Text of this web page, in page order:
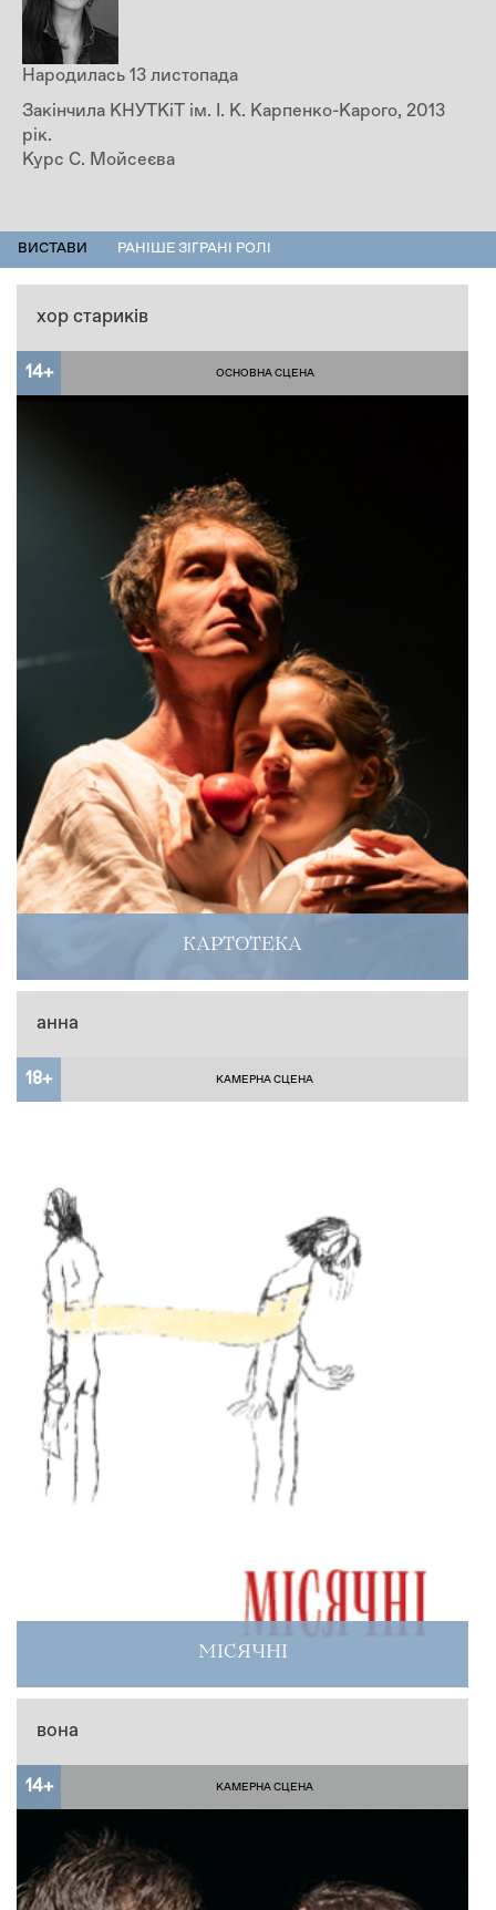
Народилась 13 листопада
Закінчила КНУТКіТ ім. І. К. Карпенко-Карого, 2013
рік.
Курс С. Мойсеєва
ПЕРСОНАЛІЇ
ВИСТАВИ
(АКТИВНА
ВКЛАДКА)
РАНІШЕ ЗІГРАНІ РОЛІ
хор стариків
14+ ОСНОВНА СЦЕНА
КАРТОТЕКА
анна
18+ КАМЕРНА СЦЕНА
МІСЯЧНІ
вона
14+ КАМЕРНА СЦЕНА